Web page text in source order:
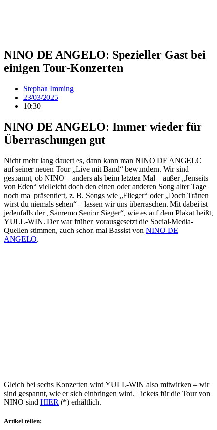
NINO DE ANGELO: Spezieller Gast bei
einigen Tour-Konzerten
Stephan Imming
23/03/2025
10:30
NINO DE ANGELO: Immer wieder für
Überraschungen gut
Nicht mehr lang dauert es, dann kann man NINO DE ANGELO
auf seiner neuen Tour „Live mit Band“ bewundern. Wir sind
gespannt, ob NINO – anders als beim letzten Mal – außer „Jenseits
von Eden“ vielleicht doch den einen oder anderen Song alter Tage
noch mal präsentiert, z. B. Songs wie „Flieger“ oder „Doch Tränen
wirst du niemals sehen“ – lassen wir uns überraschen. Mit dabei ist
jedenfalls der „Sanremo Senior Sieger“, wie es auf dem Plakat heißt,
YULL-WIN. Der war früher, vorausgesetzt die Social-Media-
Quellen stimmen, auch schon mal Bassist von NINO DE
ANGELO.
Gleich bei sechs Konzerten wird YULL-WIN also mitwirken – wir
sind gespannt, wie er sich einbringen wird. Tickets für die Tour von
NINO sind HIER (*) erhältlich.
Artikel teilen: